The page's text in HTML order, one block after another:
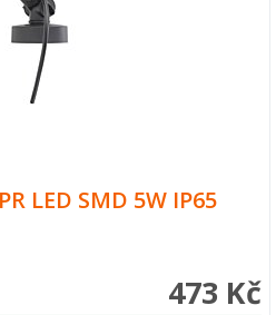
LED SMD 5W IP65
473 Kč